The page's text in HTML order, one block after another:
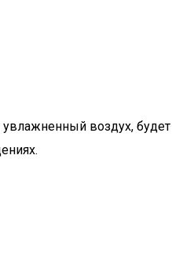
воздух, будет